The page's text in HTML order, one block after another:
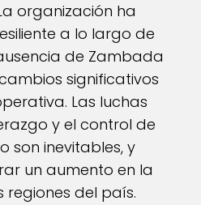
organización ha
a lo largo de
de Zambada
significativos
Las luchas
y el control de
son inevitables, y
un aumento en la
regiones del país.